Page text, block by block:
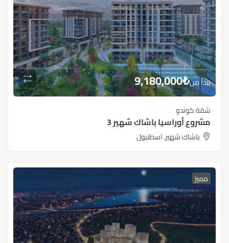
يبدأ من₺
9,180,000
شقة كوندو
مشروع أوراسيا باشاك شهير 3
باشاك شهير, اسطنبول
مميز